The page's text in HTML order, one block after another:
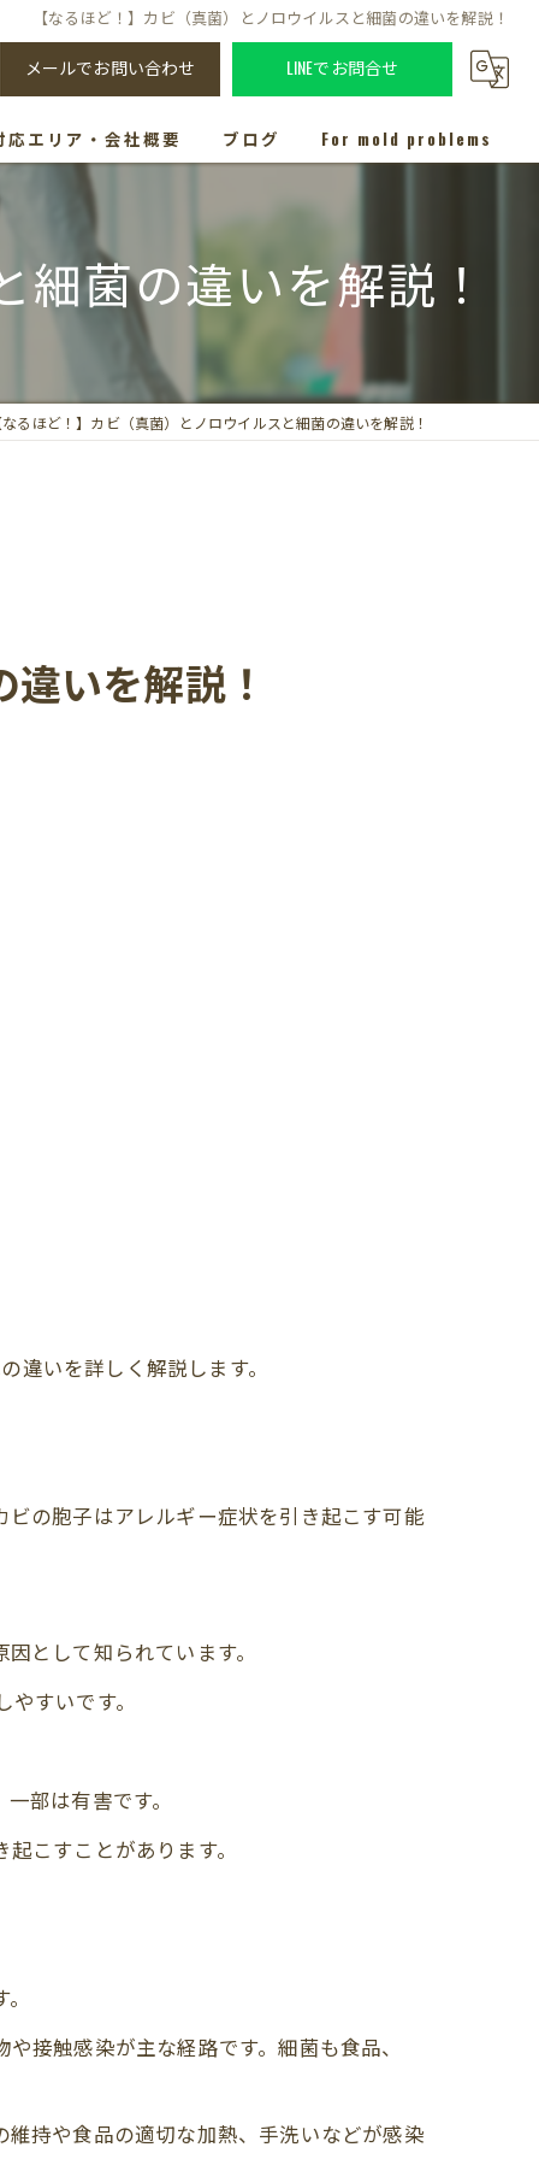
【なるほど！】カビ（真菌）とノロウイルスと細菌の違いを解説！
メールでお問い合わせ LINEでお問合せ
応エリア・会社概要 ブログ For mold problems
細菌の違いを解説！
なるほど！】カビ（真菌）とノロウイルスと細菌の違いを解説！
いを解説！
違いを詳しく解説します。
の胞子はアレルギー症状を引き起こす可能
として知られています。
すいです。
部は有害です。
こすことがあります。
接触感染が主な経路です。細菌も食品、
持や食品の適切な加熱、手洗いなどが感染